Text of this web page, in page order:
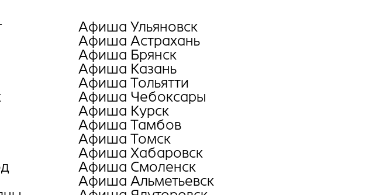
Афиша Ульяновск
Афиша Астрахань
Афиша Брянск
Афиша Казань
Афиша Тольятти
Афиша Чебоксары
Афиша Курск
Афиша Тамбов
Афиша Томск
Афиша Хабаровск
Афиша Смоленск
Афиша Альметьевск